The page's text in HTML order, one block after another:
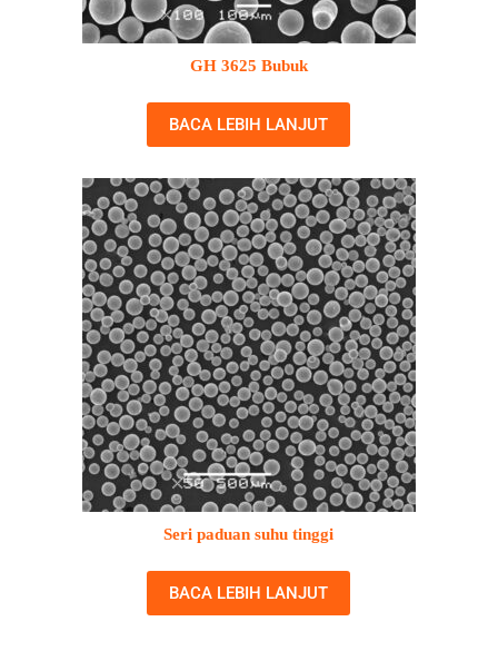
GH 3625 Bubuk
BACA LEBIH LANJUT
Seri paduan suhu tinggi
BACA LEBIH LANJUT